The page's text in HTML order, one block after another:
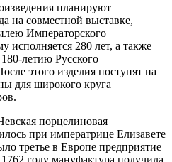
планируют
на совместной выставке,
Императорского
исполняется 280 лет, а также
летию Русского
этого изделия поступят на
для широкого круга
порцелиновая
при императрице Елизавете
третье в Европе предприятие
году мануфактура получила